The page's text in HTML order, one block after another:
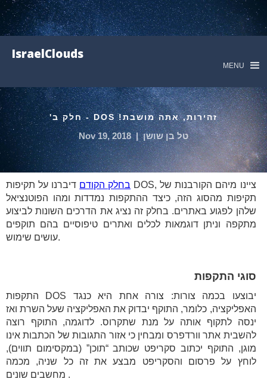
IsraelClouds
MENU
זהירות, אתה מושבת! DOS - חלק ב'
טל בן שושן |
Nov 19, 2018
בחלק הקודם דיברנו על תקיפות DOS, ציינו מיהם הקורבנות של
תקיפות מהסוג הזה, כיצד ההתקפות נמדדות ומהו הפוטנציאל
שלהן לפגוע באתרים. בחלק זה נציג את הדרכים השונות לביצוע
מתקפה וניתן דוגמאות לכלים ואתרים טיפוסיים בהם תוקפים
עושים שימוש.
סוגי התקפות
התקפות DOS יבוצעו בכמה צורות: צורה אחת היא כנגד
האפליקציה, כלומר, התוקף יבדוק את האפליקציה שעל השרת ואז
ינסה לתקוף אותה על מנת שתקרוס. לדוגמה, התוקף רוצה
להשבית אתר וורדפרס ומבחין כי אזור התגובות של הכתבות אינו
מוגן, התוקף יכתוב סקריפט שכותב “תוכן” (במקסימום תווים),
לוחץ על פרסום והסקריפט מבצע את זה כל שניה, מכמה
מחשבים שונים .